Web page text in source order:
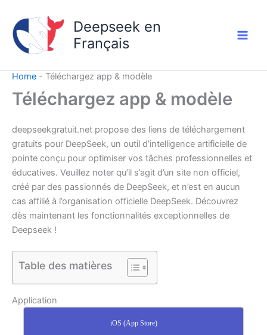
contenu
Deepseek en
Français
Home - Téléchargez app & modèle
Téléchargez app & modèle
deepseekgratuit.net propose des liens de téléchargement
gratuits pour DeepSeek, un outil d’intelligence artificielle de
pointe conçu pour optimiser vos tâches professionnelles et
éducatives. Veuillez noter qu’il s’agit d’un site non officiel,
créé par des passionnés de DeepSeek, et n’est en aucun
cas affilié à l’organisation officielle DeepSeek. Découvrez
dès maintenant les fonctionnalités exceptionnelles de
Deepseek !
Table des matières
Application
iOS (App Store)